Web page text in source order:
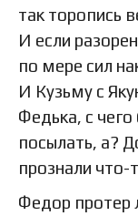
так торопись
И если
по мере сил
И Кузьму с
Федька, с
посылать, а?
прознали что-
Федор